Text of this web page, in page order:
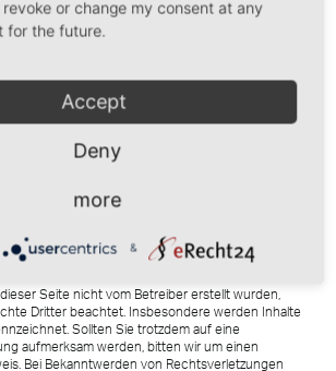
überprüft. Rechtswidrige Inhalte waren zum
nicht erkennbar.
einer Rechtsverletzung nicht zumutbar. Bei
werden wir derartige Links
deutschen Urheberrecht. Die Vervielfältigung,
und jede Art der Verwertung außerhalb der
Erstellers. Downloads und Kopien dieser Seite sind
kommerziellen Gebrauch gestattet.
Seite nicht vom Betreiber erstellt wurden,
Dritter beachtet. Insbesondere werden Inhalte
Sollten Sie trotzdem auf eine
aufmerksam werden, bitten wir um einen
Bei Bekanntwerden von Rechtsverletzungen
or change my consent at any
the future.
Accept
Deny
more
&